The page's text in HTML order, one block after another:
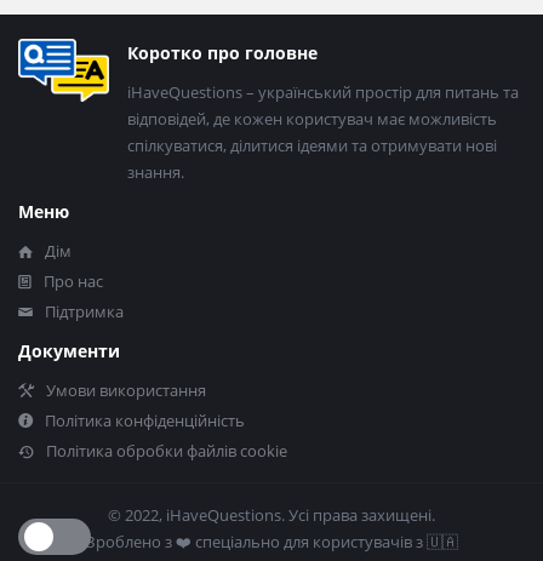
Нижній
колонтитул
Коротко про головне
iHaveQuestions – український простір для питань та
відповідей, де кожен користувач має можливість
спілкуватися, ділитися ідеями та отримувати нові
знання.
Меню
Дім
Про нас
Підтримка
Документи
Умови використання
Політика конфіденційність
Політика обробки файлів cookie
© 2022, iHaveQuestions. Усі права захищені.
Зроблено з ❤️​ спеціально для користувачів з 🇺🇦​